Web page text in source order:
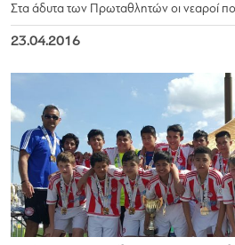
Στα άδυτα των Πρωταθλητών οι νεαροί
23.04.2016